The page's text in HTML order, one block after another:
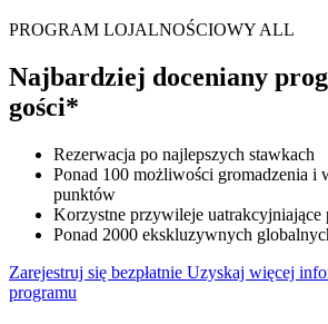
PROGRAM LOJALNOŚCIOWY ALL
Najbardziej doceniany
gości*
Rezerwacja po najlepszych stawkach
Ponad 100 możliwości gromadzenia i
punktów
Korzystne przywileje uatrakcyjniające
Ponad 2000 ekskluzywnych
Zarejestruj się bezpłatnie Uzyskaj więcej
programu